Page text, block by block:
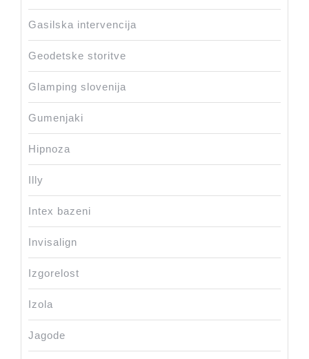
Gasilska intervencija
Geodetske storitve
Glamping slovenija
Gumenjaki
Hipnoza
Illy
Intex bazeni
Invisalign
Izgorelost
Izola
Jagode